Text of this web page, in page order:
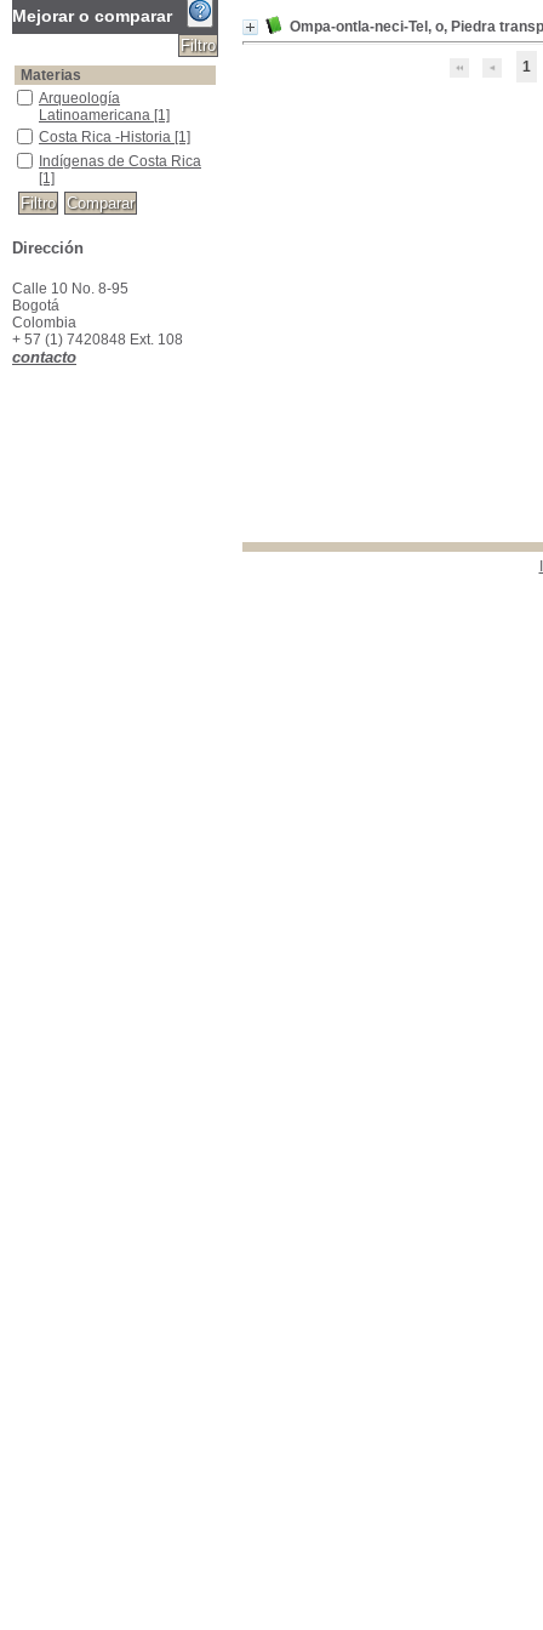
Ompa-ontla-neci-Tel, o, Piedra
1
Mejorar o comparar
Materias
Arqueología Latinoamericana
Arqueología
Latinoamericana [1]
Costa Rica -Historia
Costa Rica -Historia [1]
Indígenas de Costa Rica
Indígenas de Costa Rica
[1]
Dirección
Calle 10 No. 8-95
Bogotá
Colombia
+ 57 (1) 7420848 Ext. 108
contacto